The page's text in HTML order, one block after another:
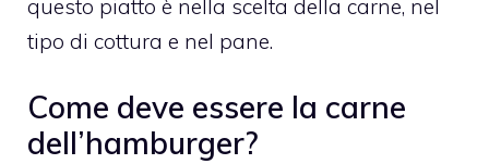
questo piatto è nella scelta della carne, nel
tipo di cottura e nel pane.
Come deve essere la carne
dell’hamburger?